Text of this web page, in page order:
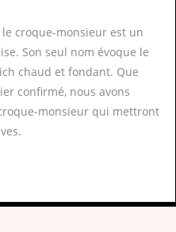
croque-monsieur est un
Son seul nom évoque le
chaud et fondant. Que
confirmé, nous avons
monsieur qui mettront